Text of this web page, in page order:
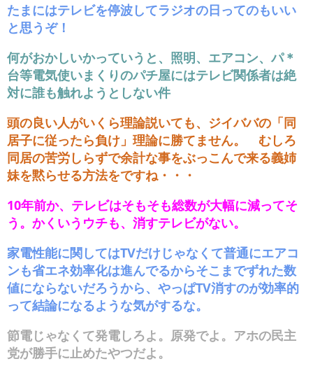
たまにはテレビを停波してラジオの日ってのもいい
と思うぞ！
何がおかしいかっていうと、照明、エアコン、パ＊
台等電気使いまくりのパチ屋にはテレビ関係者は絶
対に誰も触れようとしない件
頭の良い人がいくら理論説いても、ジイババの「同
居子に従ったら負け」理論に勝てません。 むしろ
同居の苦労しらずで余計な事をぶっこんで来る義姉
妹を黙らせる方法をですね・・・
10年前か、テレビはそもそも総数が大幅に減ってそ
う。かくいうウチも、消すテレビがない。
家電性能に関してはTVだけじゃなくて普通にエアコ
ンも省エネ効率化は進んでるからそこまでずれた数
値にならないだろうから、やっぱTV消すのが効率的
って結論になるような気がするな。
節電じゃなくて発電しろよ。原発でよ。アホの民主
党が勝手に止めたやつだよ。